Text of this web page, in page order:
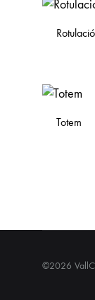
Totem
©2026